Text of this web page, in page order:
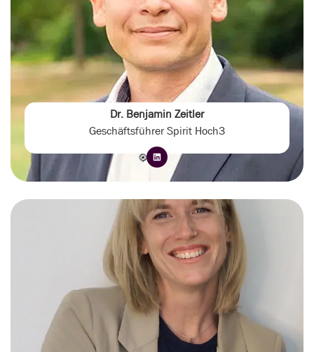
Dr. Benjamin Zeitler
Geschäftsführer Spirit Hoch3